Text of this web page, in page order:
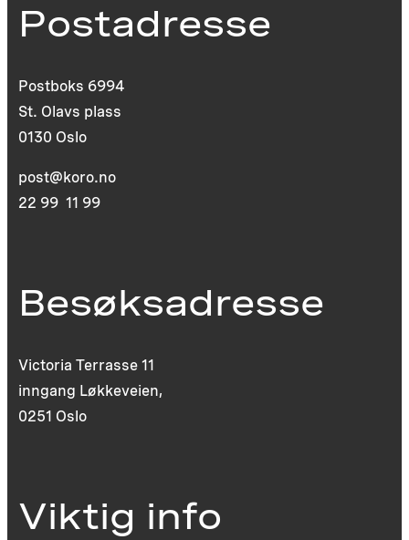
Postadresse
Postboks 6994
St. Olavs plass
0130 Oslo
post@koro.no
22 99 11 99
Besøksadresse
Victoria Terrasse 11
inngang Løkkeveien,
0251 Oslo
Viktig info